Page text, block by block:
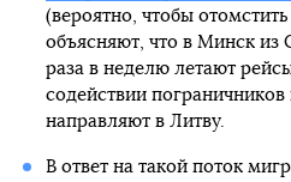
(вероятно, чтобы
объясняют, что в Минск из
раза в неделю летают
содействии
направляют в Литву.
В ответ на такой поток